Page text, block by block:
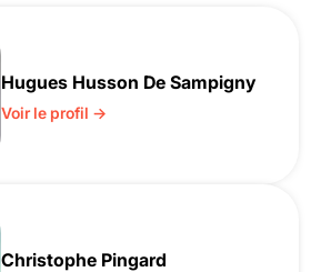
Hugues Husson De Sampigny
Voir le profil →
Christophe Pingard